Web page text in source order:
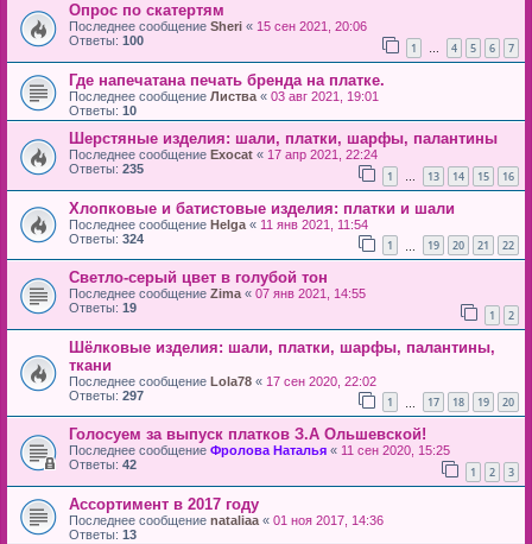
Опрос по скатертям
Последнее сообщение Sheri « 15 сен 2021, 20:06
Ответы: 100 1 … 4 5 6 7
Где напечатана печать бренда на платке.
Последнее сообщение Листва « 03 авг 2021, 19:01
Ответы: 10
Шерстяные изделия: шали, платки, шарфы, палантины
Последнее сообщение Exocat « 17 апр 2021, 22:24
Ответы: 235 1 … 13 14 15 16
Хлопковые и батистовые изделия: платки и шали
Последнее сообщение Helga « 11 янв 2021, 11:54
Ответы: 324 1 19 20 21 22
Светло-серый цвет в голубой тон
Последнее сообщение Zima « 07 янв 2021, 14:55
Ответы: 19 1 2
Шёлковые изделия: шали, платки, шарфы, палантины,
ткани
Последнее сообщение Lola78 « 17 сен 2020, 22:02
Ответы: 297 1 17 18 19 20
Голосуем за выпуск платков З.А Ольшевской!
Последнее сообщение Фролова Наталья « 11 сен 2020, 15:25
Ответы: 42 1 2 3
Ассортимент в 2017 году
Последнее сообщение nataliaa « 01 ноя 2017, 14:36
Ответы: 13